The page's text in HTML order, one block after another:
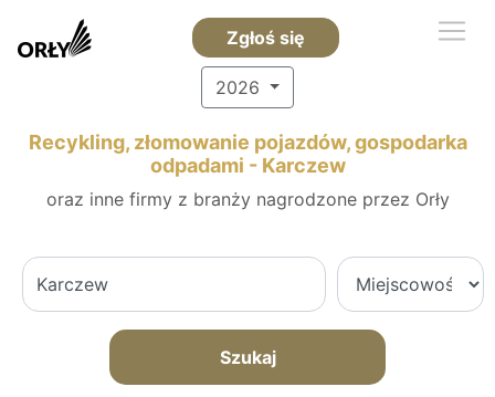
Zgłoś się
2026
Recykling, złomowanie pojazdów, gospodarka
odpadami - Karczew
oraz inne firmy z branży nagrodzone przez Orły
Szukaj